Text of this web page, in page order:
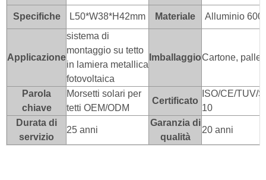
Specifiche L50*W38*H42mm Materiale Alluminio
Applicazione
sistema di
montaggio su tetto
in lamiera metallica
fotovoltaica
ImballaggioCartone,
Parola
chiave
Morsetti solari per
tetti OEM/ODM
Certificato
ISO/CE/TUV/
10
Durata di
servizio
25 anni
Garanzia di
qualità
20 anni